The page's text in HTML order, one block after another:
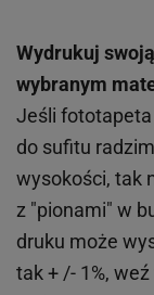
Wydrukuj
wybranym
Jeśli fototapeta
do sufitu
wysokości, tak
z "pionami" w
druku może
tak + /- 1%,